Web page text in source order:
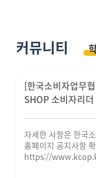
커뮤니티
[한국소비자업무
SHOP 소비자리
자세한 사항은 한국
홈페이지 공지사항
https://